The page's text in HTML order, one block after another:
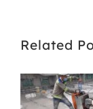
Related